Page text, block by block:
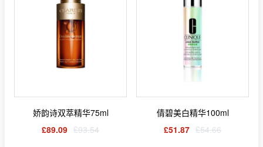
娇韵诗双萃精华75ml
£89.09 £93.54
倩碧美白精华100ml
£51.87 £54.66